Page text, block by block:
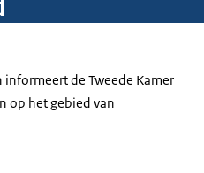
informeert de Tweede Kamer
op het gebied van